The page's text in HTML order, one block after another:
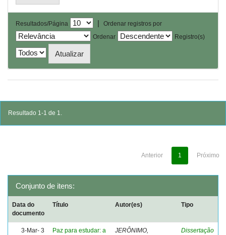
Resultados/Página |
Ordenar registros por
Ordenar
Registro(s)
Resultado 1-1 de 1.
Anterior 1 Próximo
Conjunto de itens:
Data do
documento
Título Autor(es) Tipo
3-Mar- 3
Paz para estudar: a
JERÔNIMO,
Dissertação